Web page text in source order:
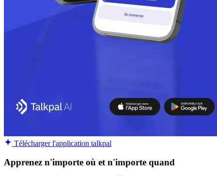
Télécharger l'application talkpal
Apprenez n'importe où et n'importe quand